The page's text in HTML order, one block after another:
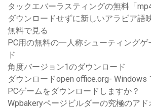
タックエバーラスティングの無料「
ダウンロードせずに新しいアラビア語
無料で見る
PC用の無料の一人称シューティング
ド
角度バージョン1のダウンロード
ダウンロードopen office.org- Windows
PCゲームをダウンロードしますか？
Wpbakeryページビルダーの究極のアド